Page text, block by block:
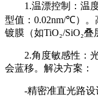
1.温漂控制：温
型值：0.02nm/℃）。
镀膜（如TiO₂/SiO₂叠
2.角度敏感性：
会蓝移。解决方案：
-精密准直光路设